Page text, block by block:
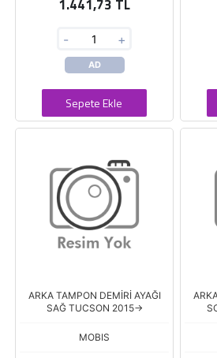
1.441,73 TL
- +
AD
Sepete Ekle
ARKA TAMPON DEMİRİ AYAĞI
SAĞ TUCSON 2015->
MOBIS